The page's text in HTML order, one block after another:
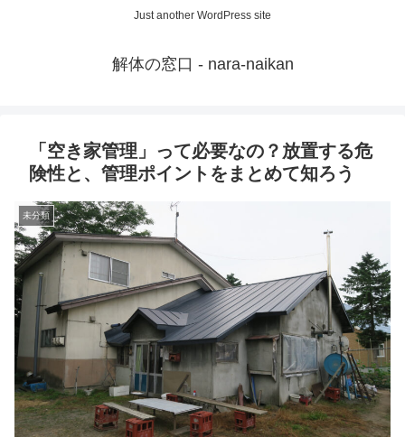
Just another WordPress site
解体の窓口 - nara-naikan
「空き家管理」って必要なの？放置する危
険性と、管理ポイントをまとめて知ろう
未分類